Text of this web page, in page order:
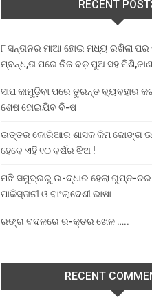
RECENT
୮ ସନ୍ତାନର ମାଆ ହୋଇ ମଧ୍ୟ ରଖିଲା
ମ୍ବନ୍ଧ,ତା ପରେ ନିଜ ବଡ଼ ପୁଅ ସହ
ସାପ କାମୁଡ଼ିବା ପରେ ତୁରନ୍ତ ବ୍ୟବହାର
ଶେଷ ହୋଇଯିବ ବି-ଷ
ଉତ୍ତର କୋରିଆର ଶାସକ କିମ ଜୋଙ୍ଗ
ହେବେ ଏହି ୧୦ ବର୍ଷର ଝିଅ !
ମଝି ସମୁଦ୍ରରୁ ଉ-ଦ୍ଧାର ହେଲା ଗୁପ୍ତ-ଚର
ପାକିସ୍ତାନୀ ଓ ବାଂଲାଦେଶୀ ଭାଷା
ରଙ୍ଗ ବଦଳରେ ର-କ୍ତର ଖେଳ …..
RECENT